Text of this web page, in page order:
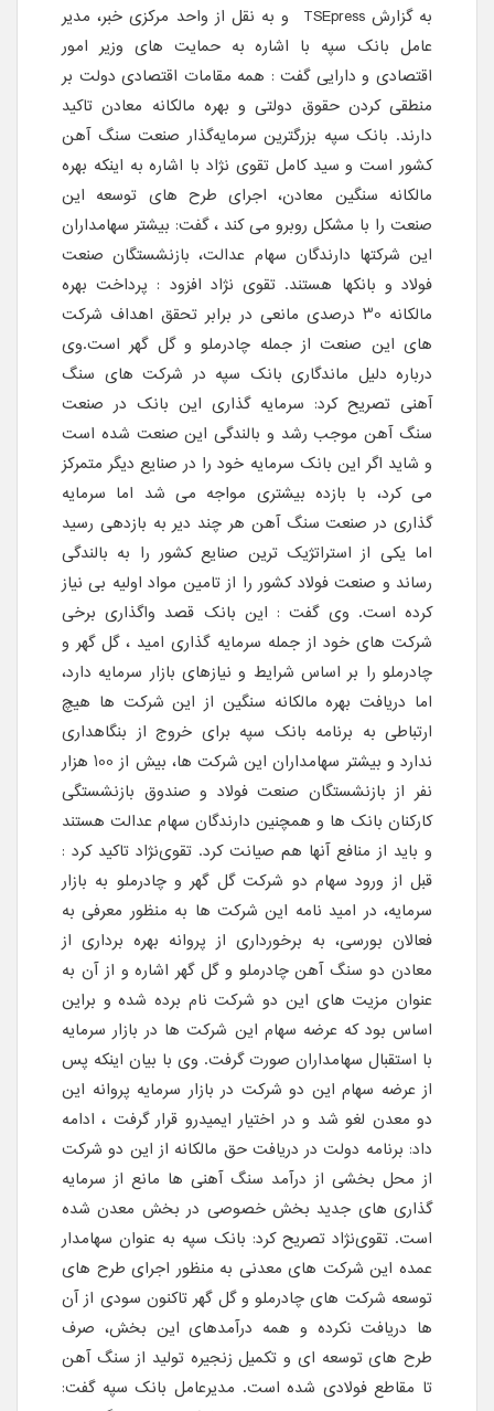
به گزارش TSEpress و به نقل از واحد مرکزی خبر، مدیر
عامل بانک سپه با اشاره به حمایت های وزیر امور
اقتصادی و دارایی گفت : همه مقامات اقتصادی دولت بر
منطقی کردن حقوق دولتی و بهره مالکانه معادن تاکید
دارند. بانک سپه بزرگترین سرمایه‌گذار صنعت سنگ آهن
کشور است و سید کامل تقوی نژاد با اشاره به اینکه بهره
مالکانه سنگین معادن، اجرای طرح های توسعه این
صنعت را با مشکل روبرو می کند ، گفت: بیشتر سهامداران
این شرکتها دارندگان سهام عدالت، بازنشستگان صنعت
فولاد و بانکها هستند. تقوی نژاد افزود : پرداخت بهره
مالکانه 30 درصدی مانعی در برابر تحقق اهداف شرکت
های این صنعت از جمله چادرملو و گل گهر است.وی
درباره دلیل ماندگاری بانک سپه در شرکت های سنگ
آهنی تصریح کرد: سرمایه گذاری این بانک در صنعت
سنگ آهن موجب رشد و بالندگی این صنعت شده است
و شاید اگر این بانک سرمایه خود را در صنایع دیگر متمرکز
می کرد، با بازده بیشتری مواجه می شد اما سرمایه
گذاری در صنعت سنگ آهن هر چند دیر به بازدهی رسید
اما یکی از استراتژیک ترین صنایع کشور را به بالندگی
رساند و صنعت فولاد کشور را از تامین مواد اولیه بی نیاز
کرده است. وی گفت : این بانک قصد واگذاری برخی
شرکت های خود از جمله سرمایه گذاری امید ، گل گهر و
چادرملو را بر اساس شرایط و نیازهای بازار سرمایه دارد،
اما دریافت بهره مالکانه سنگین از این شرکت ها هیچ
ارتباطی به برنامه بانک سپه برای خروج از بنگاهداری
ندارد و بیشتر سهامداران این شرکت ها، بیش از 100 هزار
نفر از بازنشستگان صنعت فولاد و صندوق بازنشستگی
کارکنان بانک ها و همچنین دارندگان سهام عدالت هستند
و باید از منافع آنها هم صیانت کرد. تقوی‌نژاد تاکید کرد :
‌قبل از ورود سهام دو شرکت گل گهر و چادرملو به بازار
سرمایه، در امید نامه این شرکت ها به منظور معرفی به
فعالان بورسی، به برخورداری از پروانه بهره برداری از
معادن دو سنگ آهن چادرملو و گل گهر اشاره و از آن به
عنوان مزیت های این دو شرکت نام برده شده و براین
اساس بود که عرضه سهام این شرکت ها در بازار سرمایه
با استقبال سهامداران صورت گرفت. وی با بیان اینکه پس
از عرضه سهام این دو شرکت در بازار سرمایه پروانه این
دو معدن لغو شد و در اختیار ایمیدرو قرار گرفت ، ادامه
داد:‌ برنامه دولت در دریافت حق مالکانه از این دو شرکت
از محل بخشی از درآمد سنگ آهنی ها مانع از سرمایه
گذاری های جدید بخش خصوصی در بخش معدن شده
است. تقوی‌نژاد تصریح کرد:‌ بانک سپه به عنوان سهامدار
عمده این شرکت های معدنی به منظور اجرای طرح های
توسعه شرکت های چادرملو و گل گهر تاکنون سودی از آن
ها دریافت نکرده و همه درآمدهای این بخش، صرف
طرح های توسعه ای و تکمیل زنجیره تولید از سنگ آهن
تا مقاطع فولادی شده است. مدیرعامل بانک سپه گفت: